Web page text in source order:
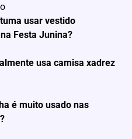
usar vestido
Festa Junina?
usa camisa xadrez
é muito usado nas